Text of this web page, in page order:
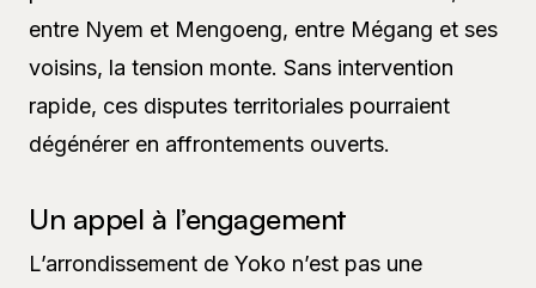
entre Nyem et Mengoeng, entre Mégang et ses
voisins, la tension monte. Sans intervention
rapide, ces disputes territoriales pourraient
dégénérer en affrontements ouverts.
Un appel à l’engagement
L’arrondissement de Yoko n’est pas une